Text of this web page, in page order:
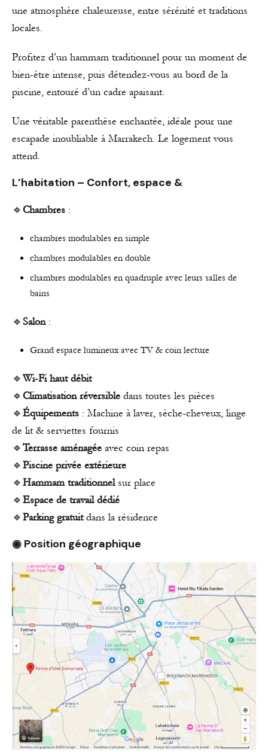
une atmosphère chaleureuse, entre sérénité et traditions
locales.
Profitez d’un hammam traditionnel pour un moment de
bien-être intense, puis détendez-vous au bord de la
piscine, entouré d’un cadre apaisant.
Une véritable parenthèse enchantée, idéale pour une
escapade inoubliable à Marrakech. Le logement vous
attend.
L’habitation – Confort, espace &
🔹Chambres :
chambres modulables en simple
chambres modulables en double
chambres modulables en quadruple avec leurs salles de
bains
🔹Salon:
Grand espace lumineux avec TV & coin lecture
🔹Wi-Fi haut débit
🔹Climatisation réversible dans toutes les pièces
🔹Équipements : Machine à laver, sèche-cheveux, linge
de lit & serviettes fournis
🔹Terrasse aménagée avec coin repas
🔹Piscine privée extérieure
🔹Hammam traditionnelsur place
🔹Espace de travail dédié
🔹Parking gratuitdans la résidence
◉ Position géographique